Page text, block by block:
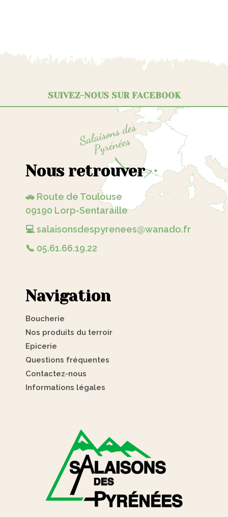
SUIVEZ-NOUS SUR FACEBOOK
Nous retrouver
🚗 Route de Toulouse
09190 Lorp-Sentaraille
💻 salaisonsdespyrenees@wanado.fr
📞 05.61.66.19.22
Navigation
Boucherie
Nos produits du terroir
Epicerie
Questions fréquentes
Contactez-nous
Informations légales